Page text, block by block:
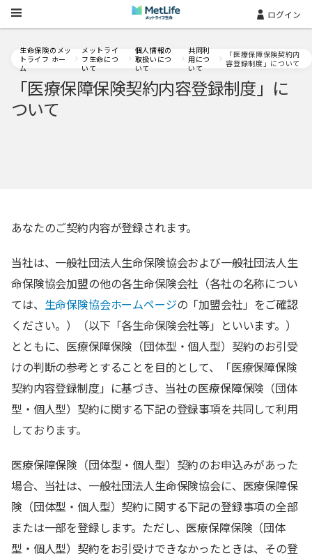
Skip Navigation ログイン
生命保険のメッ
トライフ ホー
ム
メットライ
フ生命につ
いて
個人情報の
取扱いにつ
いて
共同利
用につ
いて
「医療保障保険契約内
容登録制度」について
「医療保障保険契約内容登録制度」に
ついて
あなたのご契約内容が登録されます。
当社は、一般社団法人生命保険協会および一般社団法人生
命保険協会加盟の他の各生命保険会社（各社の名称につい
ては、 生命保険協会ホームページの「加盟会社」をご確認
ください。）（以下「各生命保険会社等」といいます。）
とともに、医療保障保険（団体型・個人型）契約のお引受
けの判断の参考とすることを目的として、「医療保障保険
契約内容登録制度」に基づき、当社の医療保障保険（団体
型・個人型）契約に関する下記の登録事項を共同して利用
しております。
医療保障保険（団体型・個人型）契約のお申込みがあった
場合、当社は、一般社団法人生命保険協会に、医療保障保
険（団体型・個人型）契約に関する下記の登録事項の全部
または一部を登録します。ただし、医療保障保険（団体
型・個人型）契約をお引受けできなかったときは、その登